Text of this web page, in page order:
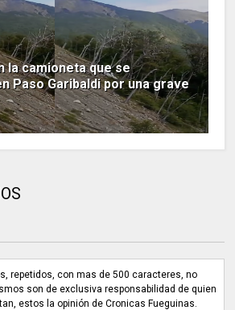
la camioneta que se
Paso Garibaldi por una grave
repetidos, con mas de 500 caracteres, no
son de exclusiva responsabilidad de quien
estos la opinión de Cronicas Fueguinas.